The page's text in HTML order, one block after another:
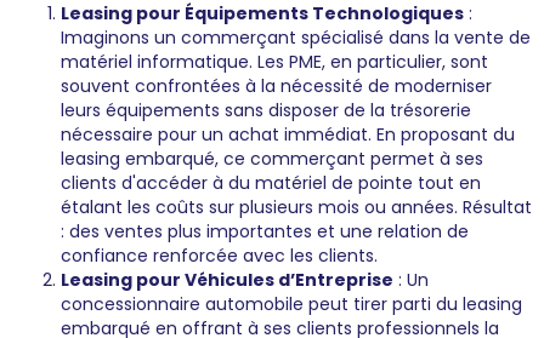
Leasing pour Équipements Technologiques :
Imaginons un commerçant spécialisé dans la vente de
matériel informatique. Les PME, en particulier, sont
souvent confrontées à la nécessité de moderniser
leurs équipements sans disposer de la trésorerie
nécessaire pour un achat immédiat. En proposant du
leasing embarqué, ce commerçant permet à ses
clients d'accéder à du matériel de pointe tout en
étalant les coûts sur plusieurs mois ou années. Résultat
: des ventes plus importantes et une relation de
confiance renforcée avec les clients.
Leasing pour Véhicules d’Entreprise : Un
concessionnaire automobile peut tirer parti du leasing
embarqué en offrant à ses clients professionnels la